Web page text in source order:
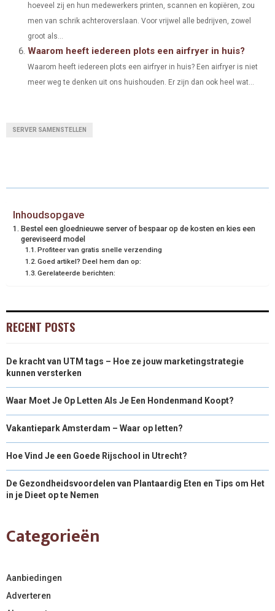
hoeveel zij en hun medewerkers printen, scannen en kopiëren, zou
men van schrik achteroverslaan. Voor vrijwel alle bedrijven, zowel
groot als...
Waarom heeft iedereen plots een airfryer in huis?
Waarom heeft iedereen plots een airfryer in huis? Een airfryer is niet
meer weg te denken uit ons huishouden. Er zijn dan ook heel wat...
SERVER SAMENSTELLEN
Inhoudsopgave
Bestel een gloednieuwe server of bespaar op de kosten en kies een
gereviseerd model
Profiteer van gratis snelle verzending
Goed artikel? Deel hem dan op:
Gerelateerde berichten:
RECENT POSTS
De kracht van UTM tags – Hoe ze jouw marketingstrategie
kunnen versterken
Waar Moet Je Op Letten Als Je Een Hondenmand Koopt?
Vakantiepark Amsterdam – Waar op letten?
Hoe Vind Je een Goede Rijschool in Utrecht?
De Gezondheidsvoordelen van Plantaardig Eten en Tips om Het
in je Dieet op te Nemen
Categorieën
Aanbiedingen
Adverteren